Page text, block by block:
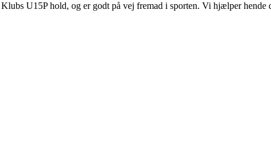
U15P hold, og er godt på vej fremad i sporten. Vi hjælper hende